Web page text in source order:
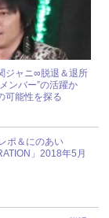
ジャニ∞脱退＆退所
ンバー”の活躍か
可能性を探る
ポ＆にのあい
」2018年5月